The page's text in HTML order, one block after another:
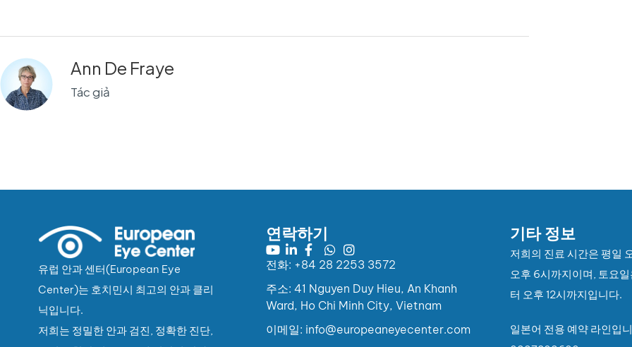
Ann De Fraye
Tác giả
유럽 안과 센터(European Eye
Center)는 호치민시 최고의 안과 클리
닉입니다.
저희는 정밀한 안과 검진, 정확한 진단,
연락하기
전화: +84 28 2253 3572
주소: 41 Nguyen Duy Hieu, An Khanh
Ward, Ho Chi Minh City, Vietnam
이메일: info@europeaneyecenter.com
기타 정보
저희의 진료 시간은 평일
오후 6시까지이며, 토요
터 오후 12시까지입니다.
일본어 전용 예약 라인입